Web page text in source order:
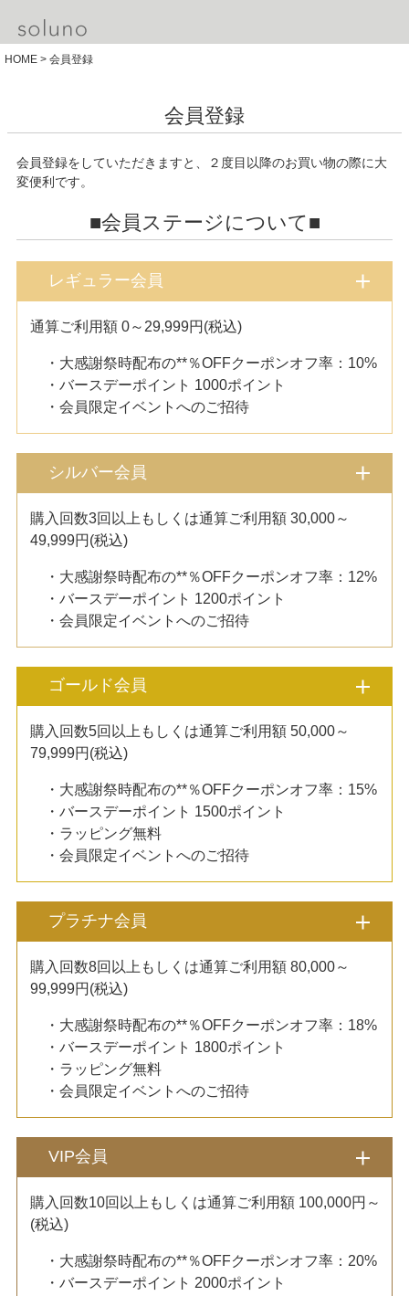
HOME 会員登録
会員登録
会員登録をしていただきますと、２度目以降のお買い物の際に大
変便利です。
■会員ステージについて■
レギュラー会員
通算ご利用額 0～29,999円(税込)
・大感謝祭時配布の**％OFFクーポンオフ率：10%
・バースデーポイント 1000ポイント
・会員限定イベントへのご招待
シルバー会員
購入回数3回以上もしくは通算ご利用額 30,000～
49,999円(税込)
・大感謝祭時配布の**％OFFクーポンオフ率：12%
・バースデーポイント 1200ポイント
・会員限定イベントへのご招待
ゴールド会員
購入回数5回以上もしくは通算ご利用額 50,000～
79,999円(税込)
・大感謝祭時配布の**％OFFクーポンオフ率：15%
・バースデーポイント 1500ポイント
・ラッピング無料
・会員限定イベントへのご招待
プラチナ会員
購入回数8回以上もしくは通算ご利用額 80,000～
99,999円(税込)
・大感謝祭時配布の**％OFFクーポンオフ率：18%
・バースデーポイント 1800ポイント
・ラッピング無料
・会員限定イベントへのご招待
VIP会員
購入回数10回以上もしくは通算ご利用額 100,000円～
(税込)
・大感謝祭時配布の**％OFFクーポンオフ率：20%
・バースデーポイント 2000ポイント